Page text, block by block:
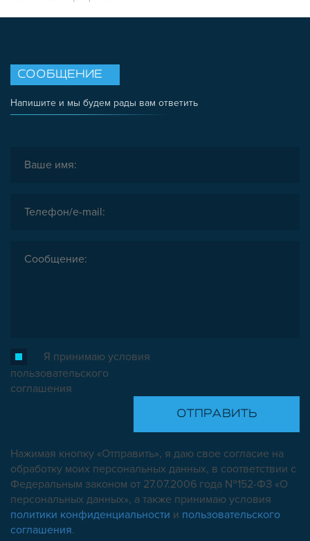
СООБЩЕНИЕ
Напишите и мы будем рады вам ответить
Я принимаю условия
пользовательского
соглашения
Нажимая кнопку «Отправить», я даю свое согласие на
обработку моих персональных данных, в соответствии с
Федеральным законом от 27.07.2006 года №152-ФЗ «О
персональных данных», а также принимаю условия
политики конфиденциальности и пользовательского
соглашения.